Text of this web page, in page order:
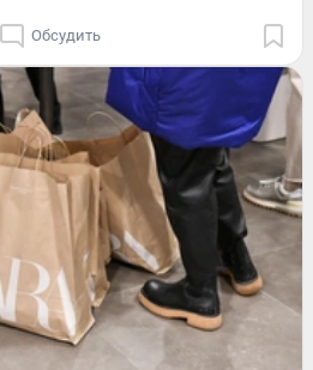
Обсудить